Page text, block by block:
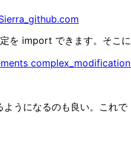
を import できます。そこに
うになるのも良い。これ